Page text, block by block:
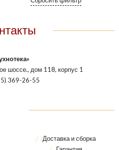
шоссе., дом 118, корпус 1
369-26-55
Доставка и сборка